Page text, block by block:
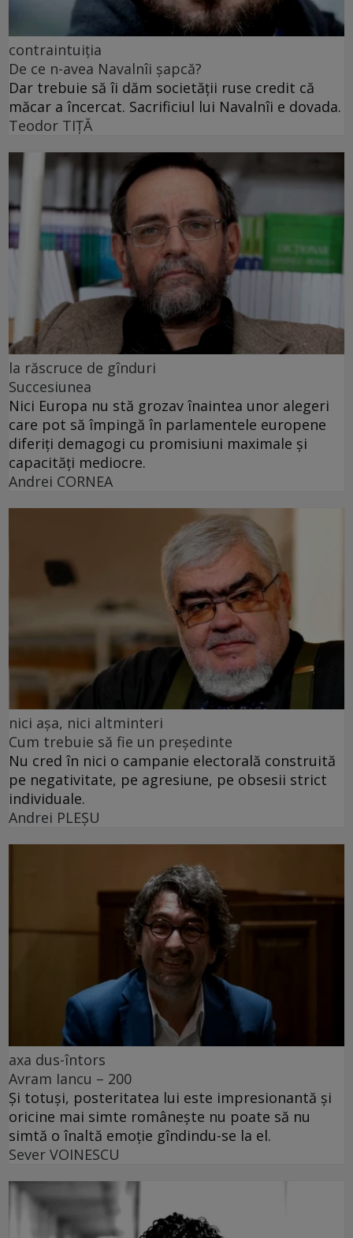
contraintuiția
De ce n-avea Navalnîi șapcă?
Dar trebuie să îi dăm societății ruse credit că
măcar a încercat. Sacrificiul lui Navalnîi e dovada.
Teodor TIŢĂ
la răscruce de gînduri
Succesiunea
Nici Europa nu stă grozav înaintea unor alegeri
care pot să împingă în parlamentele europene
diferiți demagogi cu promisiuni maximale și
capacități mediocre.
Andrei CORNEA
nici așa, nici altminteri
Cum trebuie să fie un președinte
Nu cred în nici o campanie electorală construită
pe negativitate, pe agresiune, pe obsesii strict
individuale.
Andrei PLEŞU
axa dus-întors
Avram Iancu – 200
Și totuși, posteritatea lui este impresionantă și
oricine mai simte românește nu poate să nu
simtă o înaltă emoție gîndindu-se la el.
Sever VOINESCU